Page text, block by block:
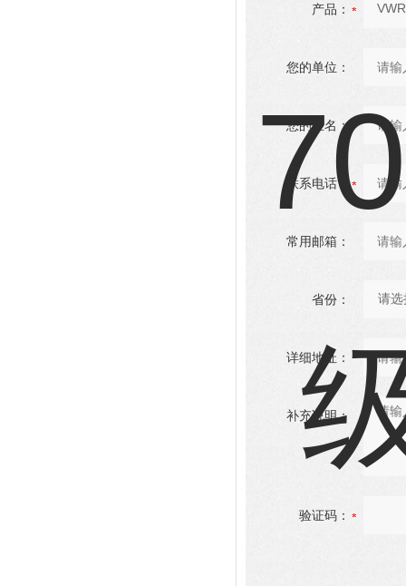
产品：
您的单位：
您的姓名：
联系电话：
常用邮箱：
省份：
详细地址：
补充说明：
验证码：